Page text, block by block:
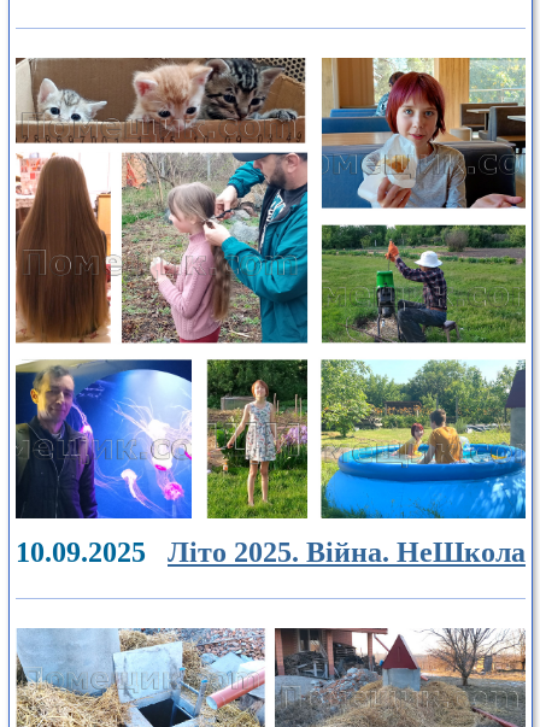
10.09.2025 Літо 2025. Війна. НеШкола